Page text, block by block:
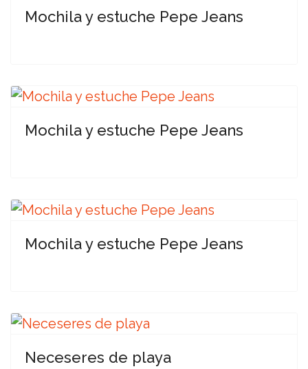
Mochila y estuche Pepe Jeans
Mochila y estuche Pepe Jeans
Mochila y estuche Pepe Jeans
Neceseres de playa